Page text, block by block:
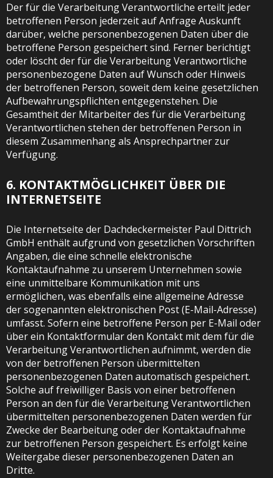
Der für die Verarbeitung Verantwortliche erteilt jeder
betroffenen Person jederzeit auf Anfrage Auskunft
darüber, welche personenbezogenen Daten über die
betroffene Person gespeichert sind. Ferner berichtigt
oder löscht der für die Verarbeitung Verantwortliche
personenbezogene Daten auf Wunsch oder Hinweis
der betroffenen Person, soweit dem keine gesetzlichen
Aufbewahrungspflichten entgegenstehen. Die
Gesamtheit der Mitarbeiter des für die Verarbeitung
Verantwortlichen stehen der betroffenen Person in
diesem Zusammenhang als Ansprechpartner zur
Verfügung.
6. KONTAKTMÖGLICHKEIT ÜBER DIE
INTERNETSEITE
Die Internetseite der Dachdeckermeister Paul Dittrich
GmbH enthält aufgrund von gesetzlichen Vorschriften
Angaben, die eine schnelle elektronische
Kontaktaufnahme zu unserem Unternehmen sowie
eine unmittelbare Kommunikation mit uns
ermöglichen, was ebenfalls eine allgemeine Adresse
der sogenannten elektronischen Post (E-Mail-Adresse)
umfasst. Sofern eine betroffene Person per E-Mail oder
über ein Kontaktformular den Kontakt mit dem für die
Verarbeitung Verantwortlichen aufnimmt, werden die
von der betroffenen Person übermittelten
personenbezogenen Daten automatisch gespeichert.
Solche auf freiwilliger Basis von einer betroffenen
Person an den für die Verarbeitung Verantwortlichen
übermittelten personenbezogenen Daten werden für
Zwecke der Bearbeitung oder der Kontaktaufnahme
zur betroffenen Person gespeichert. Es erfolgt keine
Weitergabe dieser personenbezogenen Daten an
Dritte.